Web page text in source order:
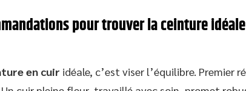
pour trouver la ceinture
en cuir idéale, c’est viser l’équilibre. Premier